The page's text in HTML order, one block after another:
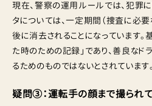
現在、警察の運用ルールでは、犯罪
タについては、一定期間（捜査に必
後に消去されることになっています
た時のための記録」であり、善良な
るためのものではないとされています。
疑問③：運転手の顔まで撮られ